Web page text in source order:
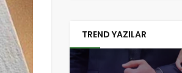
TREND YAZILAR